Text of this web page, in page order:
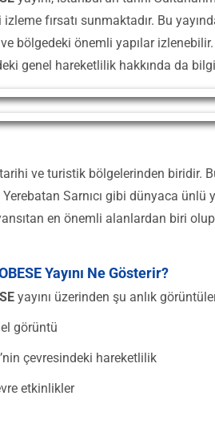
fırsatı sunmaktadır. Bu
bölgedeki önemli yapılar
genel hareketlilik hakkında da
ve turistik bölgelerinden biridir.
Sarnıcı gibi dünyaca ünlü
en önemli alanlardan biri
Yayını Ne Gösterir?
yayını üzerinden şu anlık
görüntü
çevresindeki hareketlilik
etkinlikler